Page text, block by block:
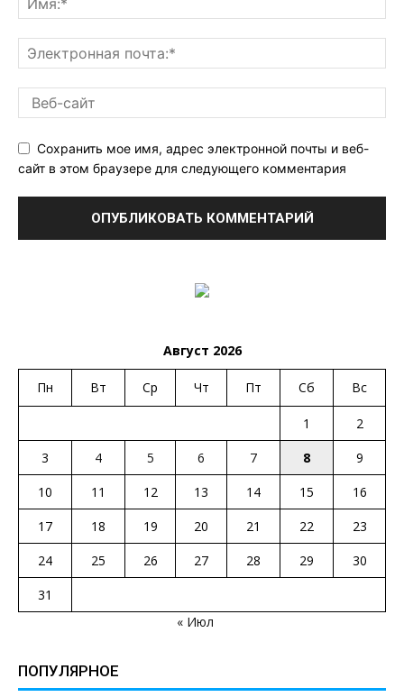
Сохранить мое имя, адрес электронной почты и веб-
сайт в этом браузере для следующего комментария
Август 2026
Пн Вт Ср Чт Пт Сб Вс
1
2
3
4 5 6 7 8
9
10
11 12 13 14 15
16
17
18 19 20 21 22
23
24
25 26 27 28 29
30
31
« Июл
ПОПУЛЯРНОЕ